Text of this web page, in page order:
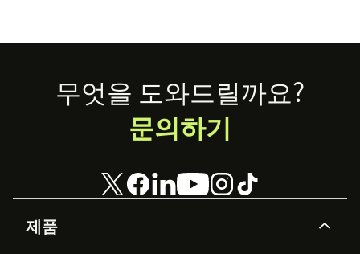
Footer
제품
무엇을 도와드릴까요?
문의하기